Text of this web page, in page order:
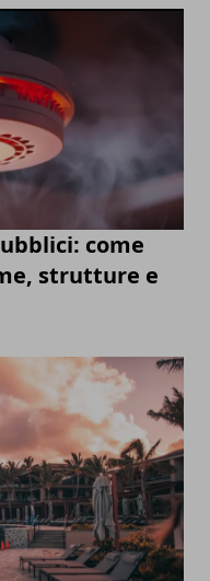
come
strutture e